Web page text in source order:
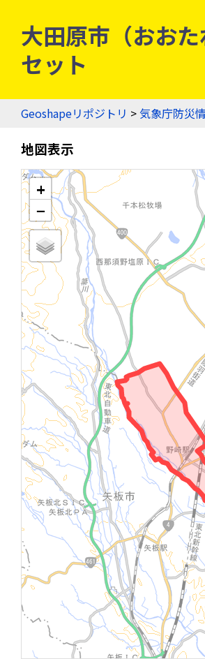
大田原市（おお
セット
Geoshapeリポジトリ >気象庁防災
地図表示
+
−